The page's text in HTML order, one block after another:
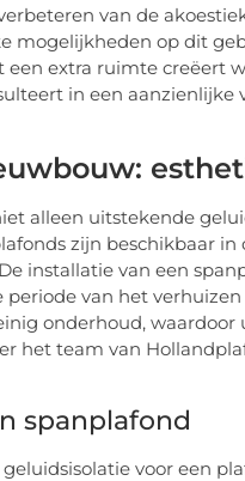
van de
mogelijkheden op dit
extra ruimte creëert
in een
alleen uitstekende
zijn beschikbaar
installatie van een
van het
onderhoud,
het team van
spanplafond
voor een